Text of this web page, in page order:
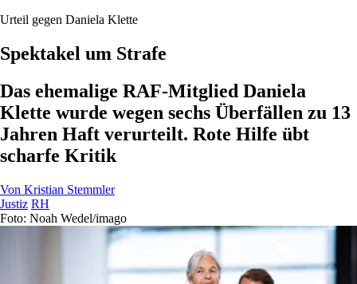
Urteil gegen Daniela Klette
Spektakel um Strafe
Das ehemalige RAF-Mitglied Daniela
Klette wurde wegen sechs Überfällen zu 13
Jahren Haft verurteilt. Rote Hilfe übt
scharfe Kritik
Von Kristian Stemmler
Justiz RH
Foto: Noah Wedel/imago